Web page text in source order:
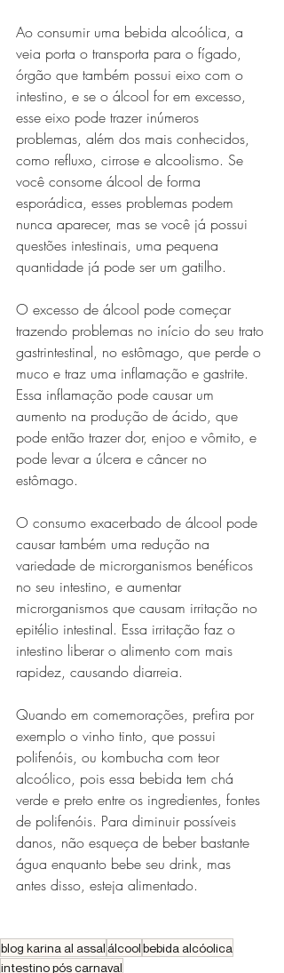
Ao consumir uma bebida alcoólica, a
veia porta o transporta para o fígado,
órgão que também possui eixo com o
intestino, e se o álcool for em excesso,
esse eixo pode trazer inúmeros
problemas, além dos mais conhecidos,
como refluxo, cirrose e alcoolismo. Se
você consome álcool de forma
esporádica, esses problemas podem
nunca aparecer, mas se você já possui
questões intestinais, uma pequena
quantidade já pode ser um gatilho.
O excesso de álcool pode começar
trazendo problemas no início do seu trato
gastrintestinal, no estômago, que perde o
muco e traz uma inflamação e gastrite.
Essa inflamação pode causar um
aumento na produção de ácido, que
pode então trazer dor, enjoo e vômito, e
pode levar a úlcera e câncer no
estômago.
O consumo exacerbado de álcool pode
causar também uma redução na
variedade de microrganismos benéficos
no seu intestino, e aumentar
microrganismos que causam irritação no
epitélio intestinal. Essa irritação faz o
intestino liberar o alimento com mais
rapidez, causando diarreia.
Quando em comemorações, prefira por
exemplo o vinho tinto, que possui
polifenóis, ou kombucha com teor
alcoólico, pois essa bebida tem chá
verde e preto entre os ingredientes, fontes
de polifenóis. Para diminuir possíveis
danos, não esqueça de beber bastante
água enquanto bebe seu drink, mas
antes disso, esteja alimentado.
blog karina al assal álcoolbebida alcóolica
intestino pós carnaval